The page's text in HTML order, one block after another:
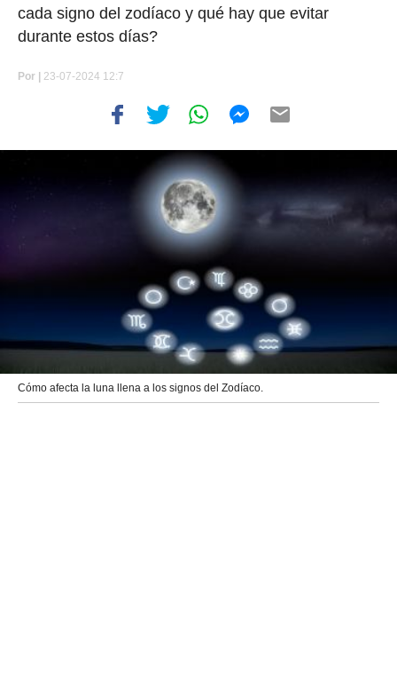
cada signo del zodíaco y qué hay que evitar
durante estos días?
Por 23-07-2024 12:7
Cómo afecta la luna llena a los signos del Zodíaco.